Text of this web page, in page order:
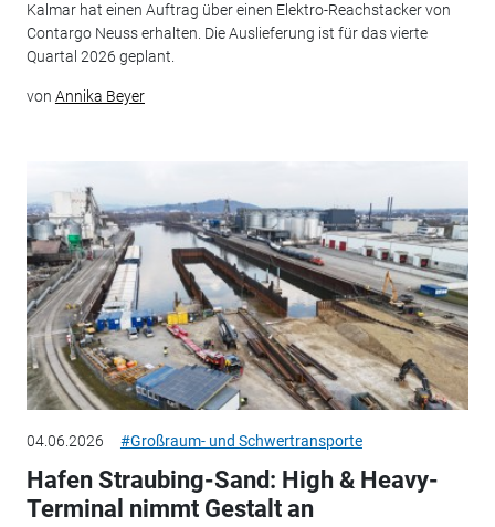
Kalmar hat einen Auftrag über einen Elektro-Reachstacker von
Contargo Neuss erhalten. Die Auslieferung ist für das vierte
Quartal 2026 geplant.
von Annika Beyer
04.06.2026 #Großraum- und Schwertransporte
Hafen Straubing-Sand: High & Heavy-
Terminal nimmt Gestalt an